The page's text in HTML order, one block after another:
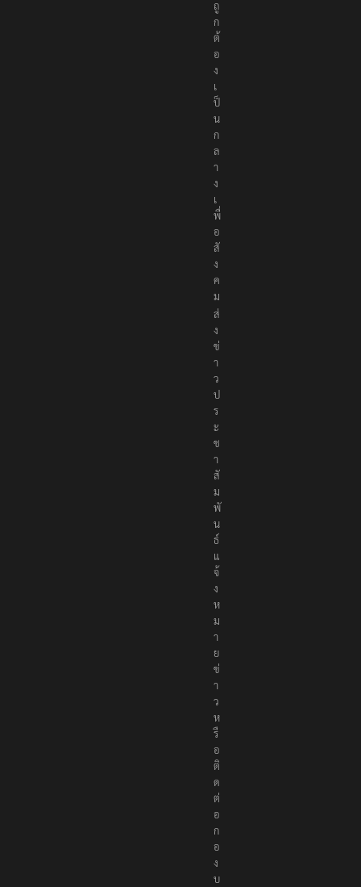
ถู
ก
ต้
อ
ง
เ
ป็
น
ก
ล
า
ง
เ
พื่
อ
สั
ง
ค
ม
ส่
ง
ข่
า
ว
ป
ร
ะ
ช
า
สั
ม
พั
น
ธ์
แ
จ้
ง
ห
ม
า
ย
ข่
า
ว
ห
รื
อ
ติ
ด
ต่
อ
ก
อ
ง
บ